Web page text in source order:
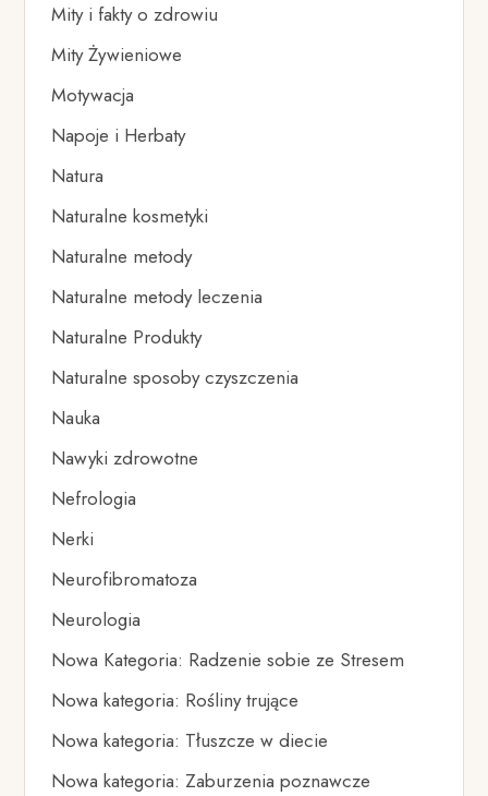
Mity i fakty o zdrowiu
Mity Żywieniowe
Motywacja
Napoje i Herbaty
Natura
Naturalne kosmetyki
Naturalne metody
Naturalne metody leczenia
Naturalne Produkty
Naturalne sposoby czyszczenia
Nauka
Nawyki zdrowotne
Nefrologia
Nerki
Neurofibromatoza
Neurologia
Nowa Kategoria: Radzenie sobie ze Stresem
Nowa kategoria: Rośliny trujące
Nowa kategoria: Tłuszcze w diecie
Nowa kategoria: Zaburzenia poznawcze